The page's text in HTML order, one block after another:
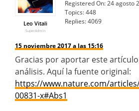
Leo Vitali
SuperAdmin
Registered On:24 agosto
Topics:448
Replies:4069
15 noviembre 2017 a las 15:16
Gracias por aportar este
análisis. Aquí la fuente original:
https://www.nature.com/
00831-x#Abs1